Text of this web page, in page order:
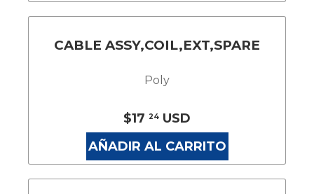
CABLE ASSY,COIL,EXT,SPARE
Poly
$17 24 USD
AÑADIR AL CARRITO